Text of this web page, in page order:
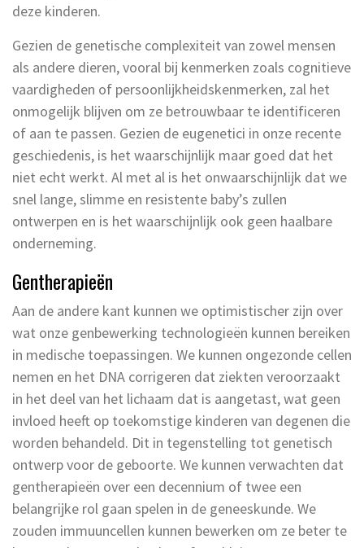
deze kinderen.
Gezien de genetische complexiteit van zowel mensen
als andere dieren, vooral bij kenmerken zoals cognitieve
vaardigheden of persoonlijkheidskenmerken, zal het
onmogelijk blijven om ze betrouwbaar te identificeren
of aan te passen. Gezien de eugenetici in onze recente
geschiedenis, is het waarschijnlijk maar goed dat het
niet echt werkt. Al met al is het onwaarschijnlijk dat we
snel lange, slimme en resistente baby’s zullen
ontwerpen en is het waarschijnlijk ook geen haalbare
onderneming.
Gentherapieën
Aan de andere kant kunnen we optimistischer zijn over
wat onze genbewerking technologieën kunnen bereiken
in medische toepassingen. We kunnen ongezonde cellen
nemen en het DNA corrigeren dat ziekten veroorzaakt
in het deel van het lichaam dat is aangetast, wat geen
invloed heeft op toekomstige kinderen van degenen die
worden behandeld. Dit in tegenstelling tot genetisch
ontwerp voor de geboorte. We kunnen verwachten dat
gentherapieën over een decennium of twee een
belangrijke rol gaan spelen in de geneeskunde. We
zouden immuuncellen kunnen bewerken om ze beter te